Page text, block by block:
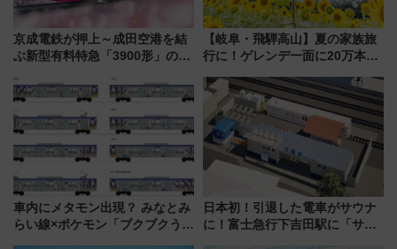
京成電鉄が押上～成田空港を結
ぶ新型有料特急「3900形」のコ
募集も実施
【岐阜・飛騨高山】夏の家族旅
行に！ゲレンデ一面に20万本の
アひまわり園」開園
車内にメタモン出現？ みなとみ
らい線×ポケモン「ブクブクうみ
日本初！引退した電車がサウナ
に！富士急行下吉田駅に「サ電